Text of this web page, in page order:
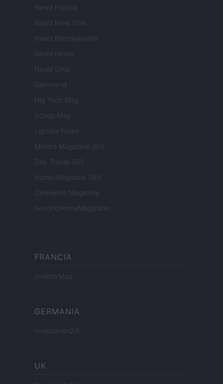
Newz Florida
Newz New York
Newz Pennsylvania
Newz Illinois
Newz Ohio
Gameland
Hig Tech Mag
Scoop Mag
Lgbtqia News
Motors Magazine 365
Day Travel 365
Home Magazine 365
Cineverse Magazine
SecondHomeMagazine
FRANCIA
InvestirMag
GERMANIA
Investieren24
UK